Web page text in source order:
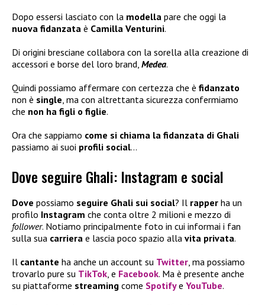
Dopo essersi lasciato con la modella pare che oggi la
nuova fidanzata è Camilla Venturini.
Di origini bresciane collabora con la sorella alla creazione di
accessori e borse del loro brand, Medea.
Quindi possiamo affermare con certezza che è fidanzato
non è single, ma con altrettanta sicurezza confermiamo
che non ha figli o figlie.
Ora che sappiamo come si chiama la fidanzata di Ghali
passiamo ai suoi profili social…
Dove seguire Ghali: Instagram e social
Dove possiamo seguire Ghali sui social? Il rapper ha un
profilo Instagram che conta oltre 2 milioni e mezzo di
follower. Notiamo principalmente foto in cui informai i fan
sulla sua carriera e lascia poco spazio alla vita privata.
Il cantante ha anche un account su Twitter, ma possiamo
trovarlo pure su TikTok, e Facebook. Ma è presente anche
su piattaforme streaming come Spotifye YouTube.